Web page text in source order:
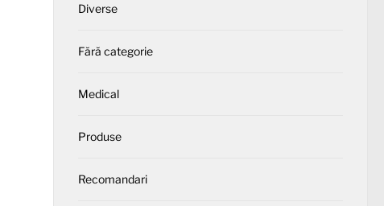
Diverse
Fără categorie
Medical
Produse
Recomandari